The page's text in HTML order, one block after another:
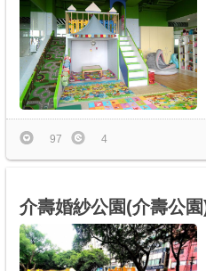
97 4
介壽婚紗公園(介壽公